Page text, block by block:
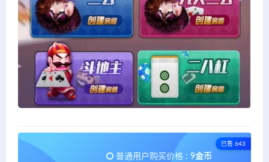
已售 643
普通用户购买价格 : 9金币